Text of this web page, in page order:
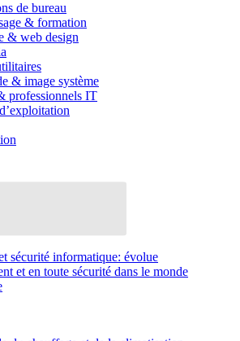
de bureau
& formation
& web design
& image système
professionnels IT
sécurité informatique: évolue
et en toute sécurité dans le monde